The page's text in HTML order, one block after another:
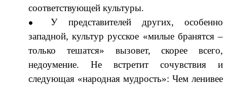
соответствующей культуры.
У представителей других, особенно
западной, культур русское «милые бранятся –
только тешатся» вызовет, скорее всего,
недоумение. Не встретит сочувствия и
следующая «народная мудрость»: Чем ленивее